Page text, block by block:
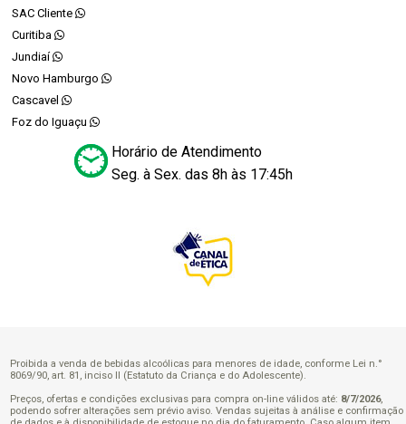
SAC Cliente
Curitiba
Jundiaí
Novo Hamburgo
Cascavel
Foz do Iguaçu
Horário de Atendimento
Seg. à Sex. das 8h às 17:45h
Proibida a venda de bebidas alcoólicas para menores de idade, conforme Lei n.°
8069/90, art. 81, inciso II (Estatuto da Criança e do Adolescente).
Preços, ofertas e condições exclusivas para compra on-line válidos até: 8/7/2026,
podendo sofrer alterações sem prévio aviso. Vendas sujeitas à análise e confirmação